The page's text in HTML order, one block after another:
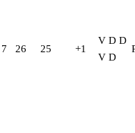
7 26 25 +1
V D D
V D